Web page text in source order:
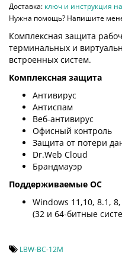
Доставка: ключ и инструкция
Нужна помощь? Напишите
Комплексная защита
терминальных и
встроенных систем.
Комплексная защита
Антивирус
Антиспам
Веб-антивирус
Офисный контроль
Защита от потери
Dr.Web Cloud
Брандмауэр
Поддерживаемые ОС
Windows 11,10, 8.1, 8,
(32 и 64-битные
LBW-BC-12M